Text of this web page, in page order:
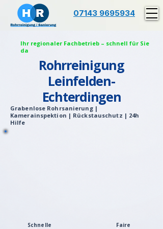
07143 9695934
Ihr regionaler Fachbetrieb – schnell für Sie
da
Rohrreinigung
Leinfelden-
Echterdingen
Grabenlose Rohrsanierung |
Kamerainspektion | Rückstauschutz | 24h
Hilfe
Schnelle
Faire